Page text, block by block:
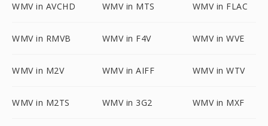
WMV in AVCHD WMV in MTS WMV in FLAC
WMV in RMVB WMV in F4V WMV in WVE
WMV in M2V WMV in AIFF WMV in WTV
WMV in M2TS WMV in 3G2 WMV in MXF